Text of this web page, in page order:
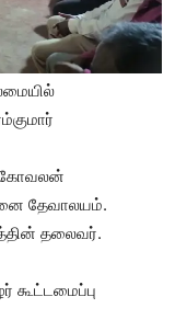
கோவலன்
தேவாலயம்.
தலைவர்.